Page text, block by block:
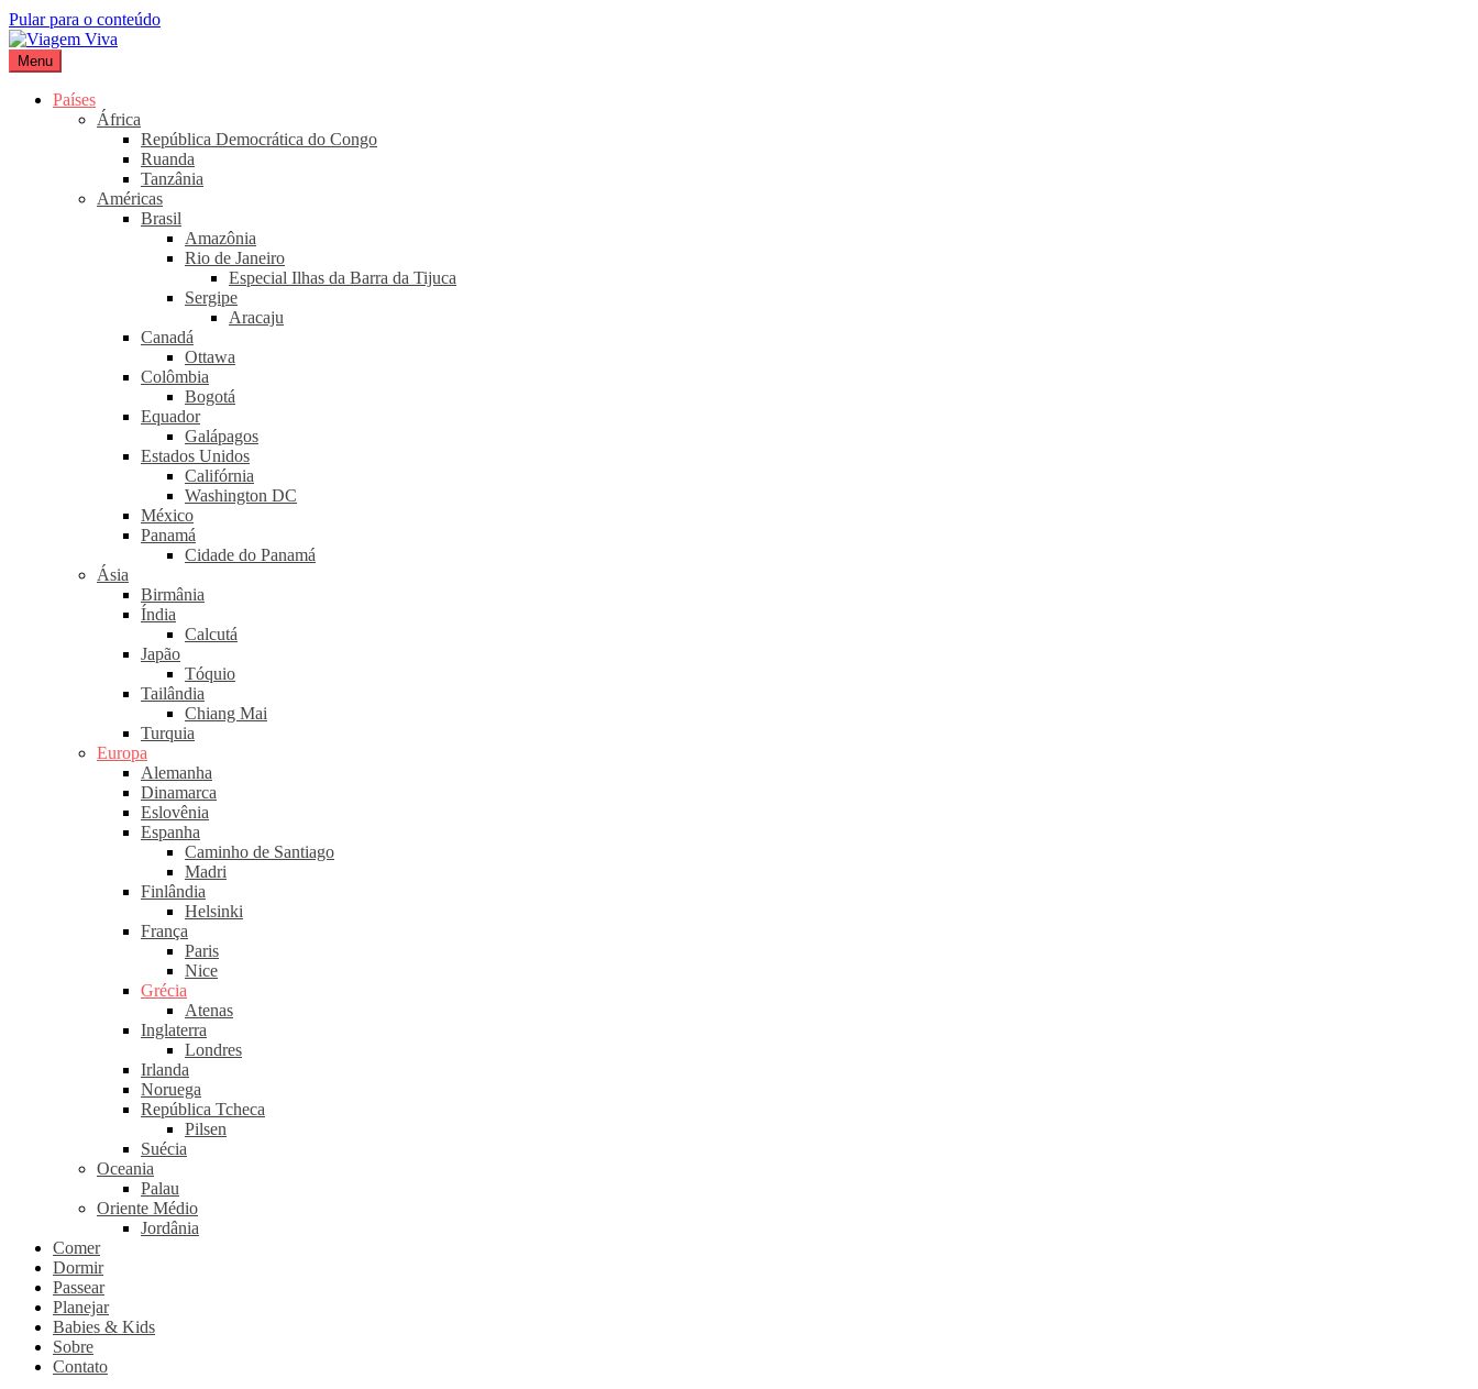
Pular para o conteúdo
Viagem Viva
Seu portal de turismo sustentável
Menu
Países
África
República Democrática do Congo
Ruanda
Tanzânia
Américas
Brasil
Amazônia
Rio de Janeiro
Especial Ilhas da Barra da Tijuca
Sergipe
Aracaju
Canadá
Ottawa
Colômbia
Bogotá
Equador
Galápagos
Estados Unidos
Califórnia
Washington DC
México
Panamá
Cidade do Panamá
Ásia
Birmânia
Índia
Calcutá
Japão
Tóquio
Tailândia
Chiang Mai
Turquia
Europa
Alemanha
Dinamarca
Eslovênia
Espanha
Caminho de Santiago
Madri
Finlândia
Helsinki
França
Paris
Nice
Grécia
Atenas
Inglaterra
Londres
Irlanda
Noruega
República Tcheca
Pilsen
Suécia
Oceania
Palau
Oriente Médio
Jordânia
Comer
Dormir
Passear
Planejar
Babies & Kids
Sobre
Contato